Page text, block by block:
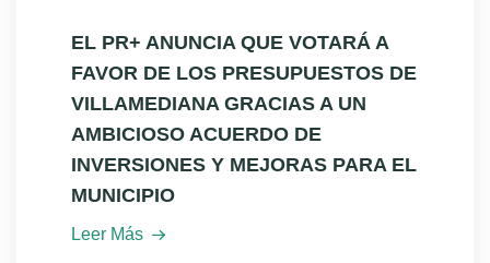
EL PR+ ANUNCIA QUE VOTARÁ A
FAVOR DE LOS PRESUPUESTOS DE
VILLAMEDIANA GRACIAS A UN
AMBICIOSO ACUERDO DE
INVERSIONES Y MEJORAS PARA EL
MUNICIPIO
Leer Más